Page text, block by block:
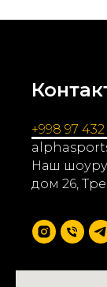
+998 97 432
Наш
дом 26,